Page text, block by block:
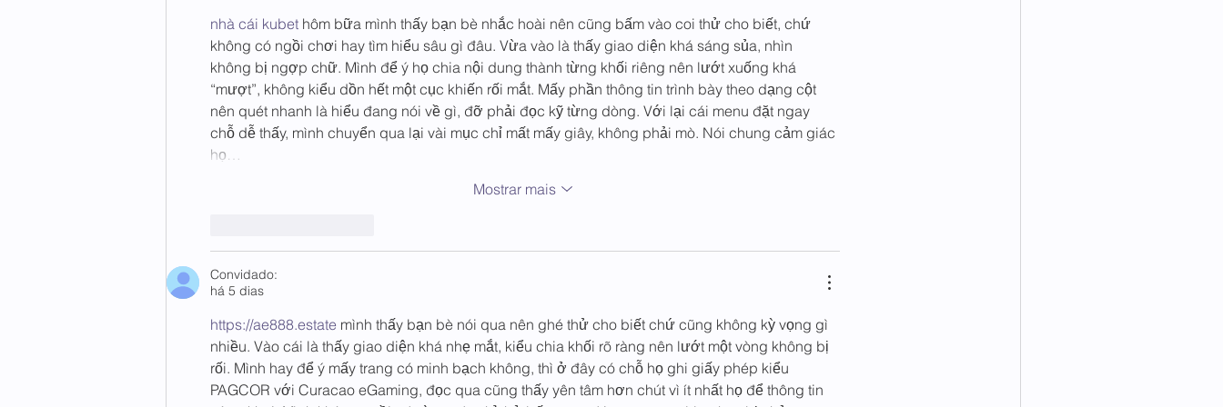
nhà cái kubet hôm bữa mình thấy bạn bè nhắc hoài nên cũng bấm vào coi thử cho biết, chứ
không có ngồi chơi hay tìm hiểu sâu gì đâu. Vừa vào là thấy giao diện khá sáng sủa, nhìn
không bị ngợp chữ. Mình để ý họ chia nội dung thành từng khối riêng nên lướt xuống khá
“mượt”, không kiểu dồn hết một cục khiến rối mắt. Mấy phần thông tin trình bày theo dạng cột
nên quét nhanh là hiểu đang nói về gì, đỡ phải đọc kỹ từng dòng. Với lại cái menu đặt ngay
chỗ dễ thấy, mình chuyển qua lại vài mục chỉ mất mấy giây, không phải mò. Nói chung cảm giác
họ…
Mostrar mais
Convidado:
há 5 dias
https://ae888.estate mình thấy bạn bè nói qua nên ghé thử cho biết chứ cũng không kỳ vọng gì
nhiều. Vào cái là thấy giao diện khá nhẹ mắt, kiểu chia khối rõ ràng nên lướt một vòng không bị
rối. Mình hay để ý mấy trang có minh bạch không, thì ở đây có chỗ họ ghi giấy phép kiểu
PAGCOR với Curacao eGaming, đọc qua cũng thấy yên tâm hơn chút vì ít nhất họ để thông tin